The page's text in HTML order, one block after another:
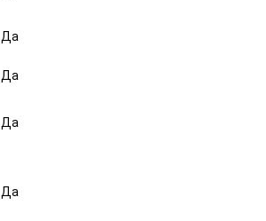
Да
Да
Да
Да